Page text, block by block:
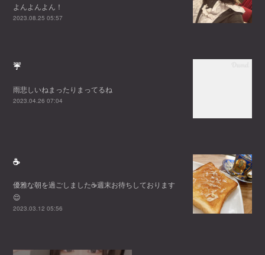
よんよんよん！
2023.08.25 05:57
☔
雨悲しいねまったりまってるね
2023.04.26 07:04
☕️
優雅な朝を過ごしました☕️週末お待ちしております
😌
2023.03.12 05:56